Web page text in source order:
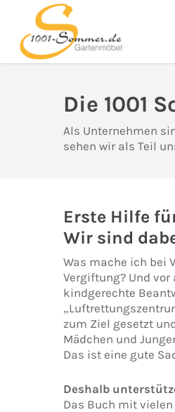
main
content
Die 1001
Als Unternehmen
sehen wir als Teil
Erste Hilfe
Wir sind
Was mache ich bei
Vergiftung? Und
kindgerechte
zum Ziel gesetzt
Mädchen und
Das ist eine gute
Deshalb
Das Buch mit